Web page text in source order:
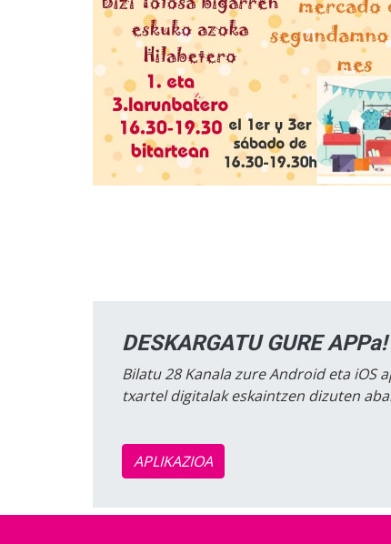
DESKARGATU GURE APPa!
Bilatu 28 Kanala zure Android eta iOS
txartel digitalak eskaintzen dizuten
APLIKAZIOA